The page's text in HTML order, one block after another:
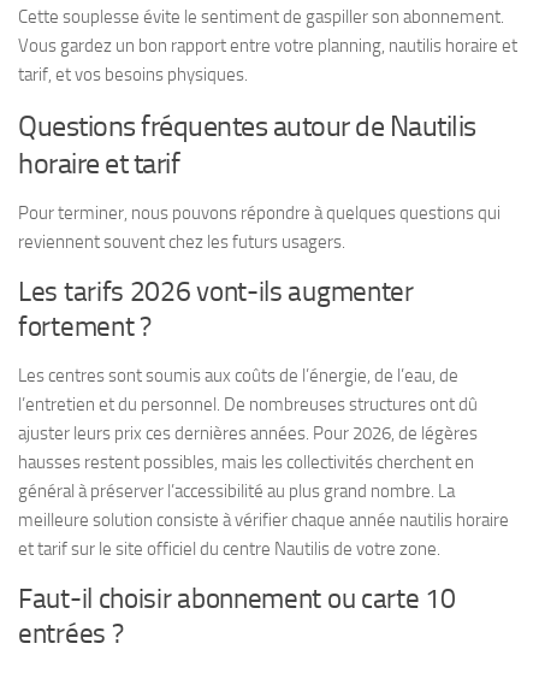
Cette souplesse évite le sentiment de gaspiller son abonnement.
Vous gardez un bon rapport entre votre planning, nautilis horaire et
tarif, et vos besoins physiques.
Questions fréquentes autour de Nautilis
horaire et tarif
Pour terminer, nous pouvons répondre à quelques questions qui
reviennent souvent chez les futurs usagers.
Les tarifs 2026 vont-ils augmenter
fortement ?
Les centres sont soumis aux coûts de l’énergie, de l’eau, de
l’entretien et du personnel. De nombreuses structures ont dû
ajuster leurs prix ces dernières années. Pour 2026, de légères
hausses restent possibles, mais les collectivités cherchent en
général à préserver l’accessibilité au plus grand nombre. La
meilleure solution consiste à vérifier chaque année nautilis horaire
et tarif sur le site officiel du centre Nautilis de votre zone.
Faut-il choisir abonnement ou carte 10
entrées ?